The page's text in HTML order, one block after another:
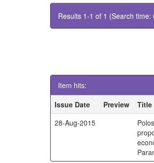
Results 1-1 of 1 (Search time:
Item hits:
Issue Date
Preview Title
28-Aug-2015